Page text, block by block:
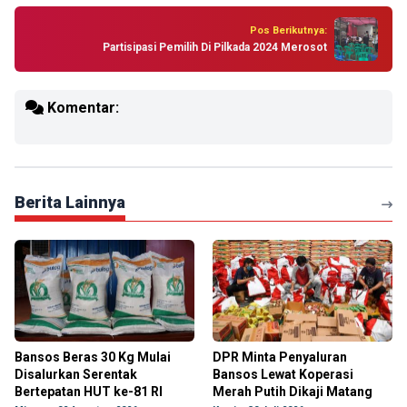
Pos Berikutnya:
Partisipasi Pemilih Di Pilkada 2024 Merosot
Komentar:
Berita Lainnya
Bansos Beras 30 Kg Mulai
Disalurkan Serentak
Bertepatan HUT ke-81 RI
DPR Minta Penyaluran
Bansos Lewat Koperasi
Merah Putih Dikaji Matang